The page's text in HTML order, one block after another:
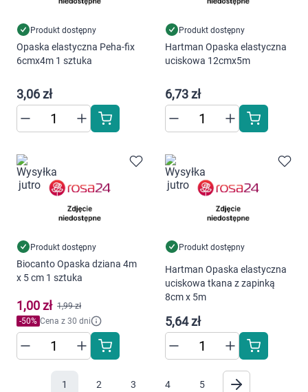
Produkt dostępny
Opaska elastyczna Peha-fix
6cmx4m 1 sztuka
3,06 zł
Produkt dostępny
Hartman Opaska elastyczna
uciskowa 12cmx5m
6,73 zł
Produkt dostępny
Biocanto Opaska dziana 4m
x 5 cm 1 sztuka
1,00 zł 1,99 zł
-50% Cena z 30 dni
Produkt dostępny
Hartman Opaska elastyczna
uciskowa tkana z zapinką
8cm x 5m
5,64 zł
1 2 3 4 5